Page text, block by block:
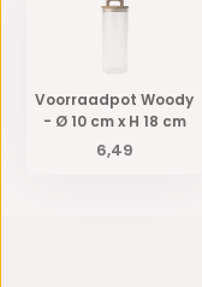
Voorraadpot Woody
- Ø 10 cm x H 18 cm
6,49